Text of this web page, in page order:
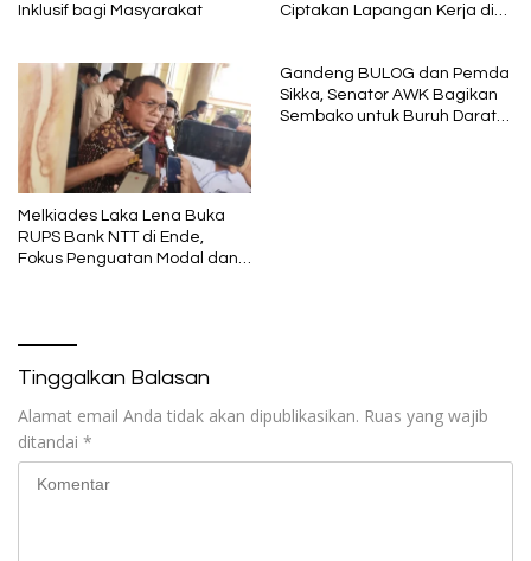
Inklusif bagi Masyarakat
Ciptakan Lapangan Kerja di
Melkiades Laka Lena Buka
RUPS Bank NTT di Ende,
Fokus Penguatan Modal dan
Gandeng BULOG dan Pemda
Sikka, Senator AWK Bagikan
Sembako untuk Buruh Darat
Tinggalkan Balasan
Alamat email Anda tidak akan dipublikasikan. Ruas yang wajib
ditandai *